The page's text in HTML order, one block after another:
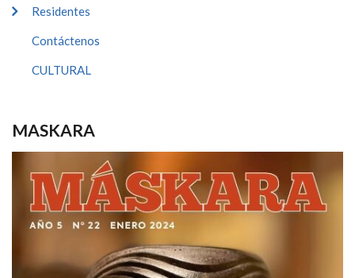
Residentes
Contáctenos
CULTURAL
MASKARA